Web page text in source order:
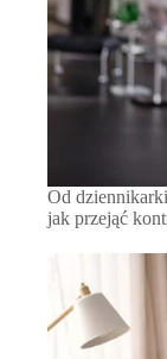
Od
jak przejąć